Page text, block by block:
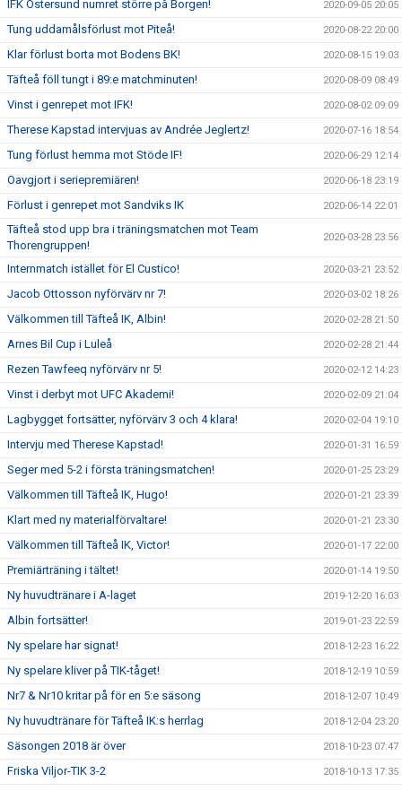
IFK Östersund numret större på Borgen! 2020-09-05 20:05
Tung uddamålsförlust mot Piteå! 2020-08-22 20:00
Klar förlust borta mot Bodens BK! 2020-08-15 19:03
Täfteå föll tungt i 89:e matchminuten! 2020-08-09 08:49
Vinst i genrepet mot IFK! 2020-08-02 09:09
Therese Kapstad intervjuas av Andrée Jeglertz! 2020-07-16 18:54
Tung förlust hemma mot Stöde IF! 2020-06-29 12:14
Oavgjort i seriepremiären! 2020-06-18 23:19
Förlust i genrepet mot Sandviks IK 2020-06-14 22:01
Täfteå stod upp bra i träningsmatchen mot Team
Thorengruppen!
2020-03-28 23:56
Internmatch istället för El Custico! 2020-03-21 23:52
Jacob Ottosson nyförvärv nr 7! 2020-03-02 18:26
Välkommen till Täfteå IK, Albin! 2020-02-28 21:50
Arnes Bil Cup i Luleå 2020-02-28 21:44
Rezen Tawfeeq nyförvärv nr 5! 2020-02-12 14:23
Vinst i derbyt mot UFC Akademi! 2020-02-09 21:04
Lagbygget fortsätter, nyförvärv 3 och 4 klara! 2020-02-04 19:10
Intervju med Therese Kapstad! 2020-01-31 16:59
Seger med 5-2 i första träningsmatchen! 2020-01-25 23:29
Välkommen till Täfteå IK, Hugo! 2020-01-21 23:39
Klart med ny materialförvaltare! 2020-01-21 23:30
Välkommen till Täfteå IK, Victor! 2020-01-17 22:00
Premiärträning i tältet! 2020-01-14 19:50
Ny huvudtränare i A-laget 2019-12-20 16:03
Albin fortsätter! 2019-01-23 22:59
Ny spelare har signat! 2018-12-23 16:22
Ny spelare kliver på TIK-tåget! 2018-12-19 10:59
Nr7 & Nr10 kritar på för en 5:e säsong 2018-12-07 10:49
Ny huvudtränare för Täfteå IK:s herrlag 2018-12-04 23:20
Säsongen 2018 är över 2018-10-23 07:47
Friska Viljor-TIK 3-2 2018-10-13 17:35